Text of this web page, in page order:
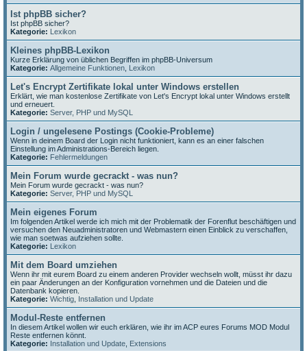
Ist phpBB sicher?
Ist phpBB sicher?
Kategorie: Lexikon
Kleines phpBB-Lexikon
Kurze Erklärung von üblichen Begriffen im phpBB-Universum
Kategorie: Allgemeine Funktionen Lexikon
Let's Encrypt Zertifikate lokal unter Windows erstellen
Erklärt, wie man kostenlose Zertifikate von Let's Encrypt lokal unter Windows erstellt
und erneuert.
Kategorie: Server, PHP und MySQL
Login / ungelesene Postings (Cookie-Probleme)
Wenn in deinem Board der Login nicht funktioniert, kann es an einer falschen
Einstellung im Administrations-Bereich liegen.
Kategorie: Fehlermeldungen
Mein Forum wurde gecrackt - was nun?
Mein Forum wurde gecrackt - was nun?
Kategorie: Server, PHP und MySQL
Mein eigenes Forum
Im folgenden Artikel werde ich mich mit der Problematik der Forenflut beschäftigen und
versuchen den Neuadministratoren und Webmastern einen Einblick zu verschaffen,
wie man soetwas aufziehen sollte.
Kategorie: Lexikon
Mit dem Board umziehen
Wenn ihr mit eurem Board zu einem anderen Provider wechseln wollt, müsst ihr dazu
ein paar Änderungen an der Konfiguration vornehmen und die Dateien und die
Datenbank kopieren.
Kategorie: Wichtig Installation und Update
Modul-Reste entfernen
In diesem Artikel wollen wir euch erklären, wie ihr im ACP eures Forums MOD Modul
Reste entfernen könnt.
Kategorie: Installation und Update Extensions